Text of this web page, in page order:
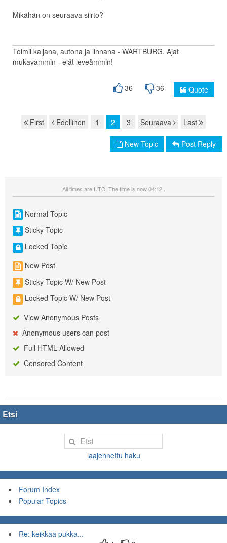
Mikähän on seuraava siirto?
Toimii kaljana, autona ja linnana - WARTBURG. Ajat
mukavammin - elät leveämmin!
36 36 Quote
Page navigation
First Edellinen 1 2 3 Seuraava Last
New Topic Post Reply
All times are UTC. The time is now 04:12 .
Normal Topic
Sticky Topic
Locked Topic
New Post
Sticky Topic W/ New Post
Locked Topic W/ New Post
View Anonymous Posts
Anonymous users can post
Full HTML Allowed
Censored Content
Etsi
laajennettu haku
Forum Index
Popular Topics
Re: keikkaa pukka...